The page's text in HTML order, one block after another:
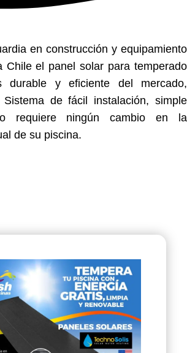
en construcción y equipamiento
Chile el panel solar para temperado
durable y eficiente del mercado,
Sistema de fácil instalación, simple
requiere ningún cambio en la
de su piscina.